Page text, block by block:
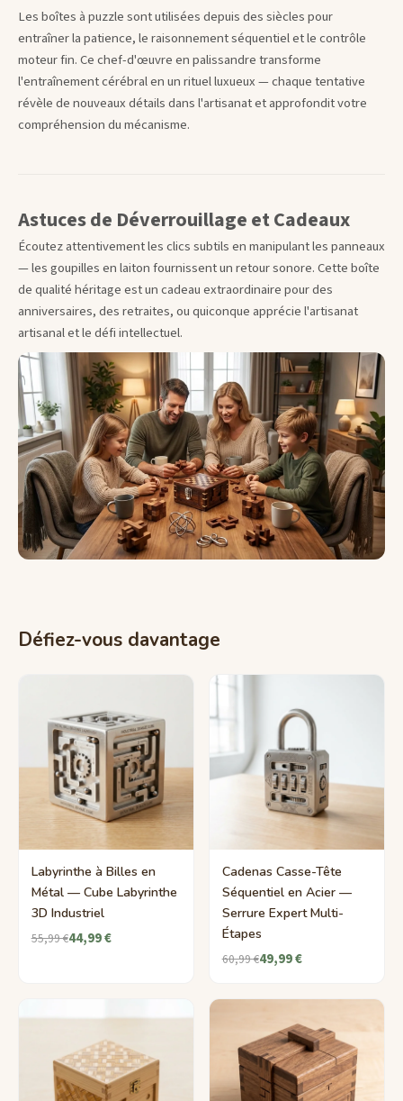
Les boîtes à puzzle sont utilisées depuis des siècles pour
entraîner la patience, le raisonnement séquentiel et le contrôle
moteur fin. Ce chef-d'œuvre en palissandre transforme
l'entraînement cérébral en un rituel luxueux — chaque tentative
révèle de nouveaux détails dans l'artisanat et approfondit votre
compréhension du mécanisme.
Astuces de Déverrouillage et Cadeaux
Écoutez attentivement les clics subtils en manipulant les panneaux
— les goupilles en laiton fournissent un retour sonore. Cette boîte
de qualité héritage est un cadeau extraordinaire pour des
anniversaires, des retraites, ou quiconque apprécie l'artisanat
artisanal et le défi intellectuel.
Défiez-vous davantage
Labyrinthe à Billes en
Métal — Cube Labyrinthe
3D Industriel
55,99 €44,99 €
Cadenas Casse-Tête
Séquentiel en Acier —
Serrure Expert Multi-
Étapes
60,99 €49,99 €